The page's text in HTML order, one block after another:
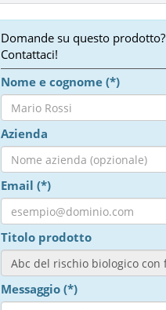
Domande su questo prodotto?
Contattaci!
Nome e cognome (*)
Azienda
Email (*)
Titolo prodotto
Messaggio (*)